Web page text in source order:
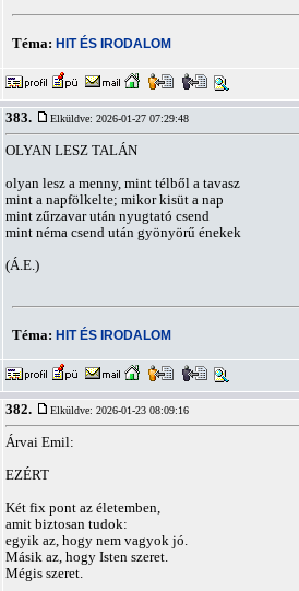
Téma: HIT ÉS IRODALOM
383. Elküldve: 2026-01-27 07:29:48
OLYAN LESZ TALÁN
olyan lesz a menny, mint télből a tavasz
mint a napfölkelte; mikor kisüt a nap
mint zűrzavar után nyugtató csend
mint néma csend után gyönyörű énekek
(Á.E.)
Téma: HIT ÉS IRODALOM
382. Elküldve: 2026-01-23 08:09:16
Árvai Emil:
EZÉRT
Két fix pont az életemben,
amit biztosan tudok:
egyik az, hogy nem vagyok jó.
Másik az, hogy Isten szeret.
Mégis szeret.